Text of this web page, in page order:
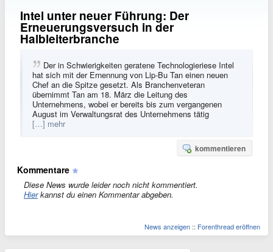
Intel unter neuer Führung: Der
Erneuerungsversuch in der
Halbleiterbranche
Der in Schwierigkeiten geratene Technologieriese Intel
hat sich mit der Ernennung von Lip-Bu Tan einen neuen
Chef an die Spitze gesetzt. Als Branchenveteran
übernimmt Tan am 18. März die Leitung des
Unternehmens, wobei er bereits bis zum vergangenen
August im Verwaltungsrat des Unternehmens tätig
[…] mehr
kommentieren
Kommentare
Diese News wurde leider noch nicht kommentiert.
Hierkannst du einen Kommentar abgeben.
News anzeigen :: Forenthread eröffnen